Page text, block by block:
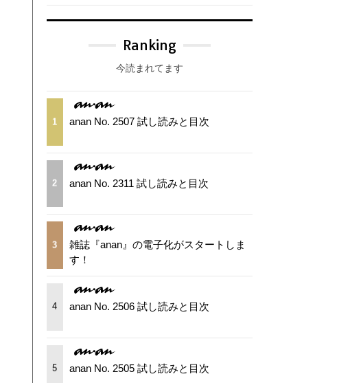
Ranking
今読まれてます
1 anan No. 2507 試し読みと目次
2 anan No. 2311 試し読みと目次
3
雑誌『anan』の電子化がスタートしま
す！
4 anan No. 2506 試し読みと目次
5 anan No. 2505 試し読みと目次